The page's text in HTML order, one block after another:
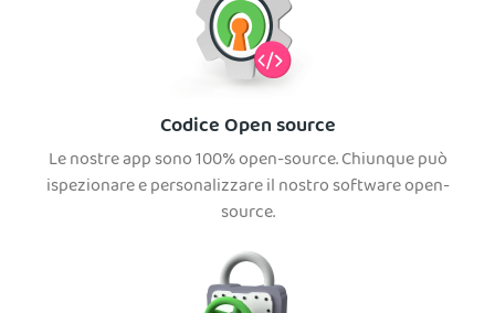
Codice Open source
Le nostre app sono 100% open-source. Chiunque può
ispezionare e personalizzare il nostro software open-
source.